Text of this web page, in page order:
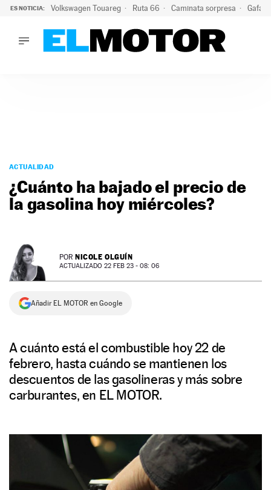
ES NOTICIA: Volkswagen Touareg Ruta 66 Caminata sorpresa Gafas
PODCAST
MOTOS
TECNOLOGÍA
SUPERCOCHES
PREMIOS
SERVICIOS
ACTUALIDAD
¿Cuánto ha bajado el precio de
la gasolina hoy miércoles?
POR NICOLE OLGUÍN
ACTUALIZADO 22 FEB 23 - 08: 06
Añadir EL MOTOR en Google
A cuánto está el combustible hoy 22 de
febrero, hasta cuándo se mantienen los
descuentos de las gasolineras y más sobre
carburantes, en EL MOTOR.